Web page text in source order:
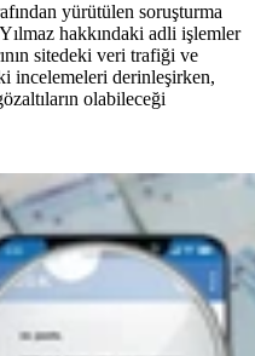
yürütülen soruşturma
hakkındaki adli işlemler
sitedeki veri trafiği ve
incelemeleri derinleşirken,
olabileceği